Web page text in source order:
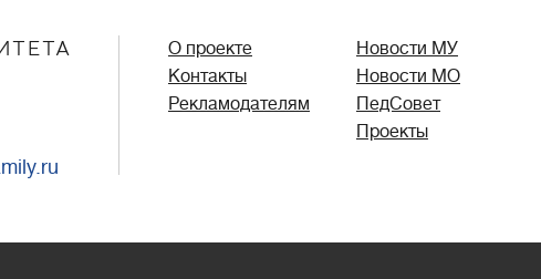
О проекте
Контакты
Рекламодателям
Новости МУ
Новости МО
ПедСовет
Проекты